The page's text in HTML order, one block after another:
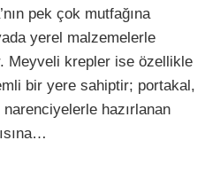
pek çok mutfağına
yerel malzemelerle
Meyveli krepler ise özellikle
bir yere sahiptir; portakal,
hazırlanan